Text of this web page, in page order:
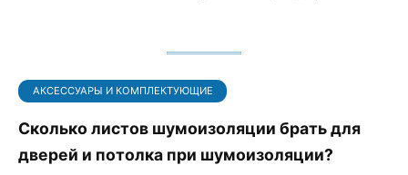
АКСЕССУАРЫ И КОМПЛЕКТУЮЩИЕ
Сколько листов шумоизоляции брать для
дверей и потолка при шумоизоляции?